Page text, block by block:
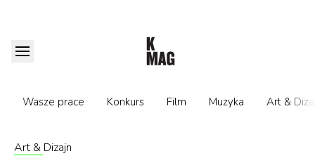
Wasze prace Konkurs Film Muzyka Art &
Art & Dizajn